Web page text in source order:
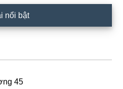
nổi bật
45